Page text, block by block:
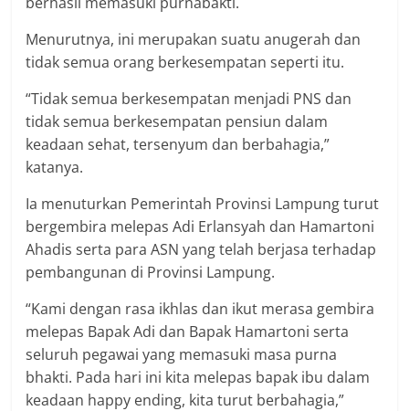
Menurutnya, ini merupakan suatu anugerah dan
tidak semua orang berkesempatan seperti itu.
“Tidak semua berkesempatan menjadi PNS dan
tidak semua berkesempatan pensiun dalam
keadaan sehat, tersenyum dan berbahagia,”
katanya.
Ia menuturkan Pemerintah Provinsi Lampung turut
bergembira melepas Adi Erlansyah dan Hamartoni
Ahadis serta para ASN yang telah berjasa terhadap
pembangunan di Provinsi Lampung.
“Kami dengan rasa ikhlas dan ikut merasa gembira
melepas Bapak Adi dan Bapak Hamartoni serta
seluruh pegawai yang memasuki masa purna
bhakti. Pada hari ini kita melepas bapak ibu dalam
keadaan happy ending, kita turut berbahagia,”